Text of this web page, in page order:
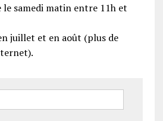
samedi matin entre 11h et
juillet et en août (plus de